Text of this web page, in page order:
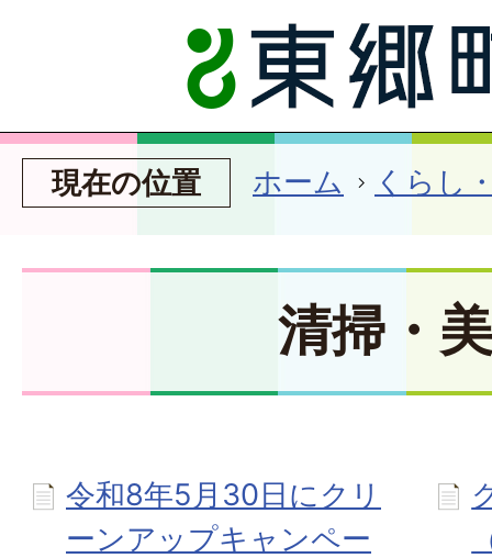
現在の位置 ホーム くらし
清掃・
令和8年5月30日にクリ
ーンアップキャンペー